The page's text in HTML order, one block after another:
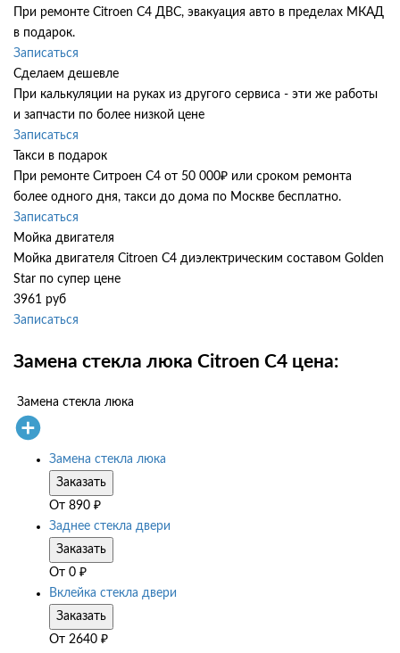
При ремонте Citroen C4 ДВС, эвакуация авто в пределах МКАД
в подарок.
Записаться
Сделаем дешевле
При калькуляции на руках из другого сервиса - эти же работы
и запчасти по более низкой цене
Записаться
Такси в подарок
При ремонте Ситроен С4 от 50 000₽ или сроком ремонта
более одного дня, такси до дома по Москве бесплатно.
Записаться
Мойка двигателя
Мойка двигателя Citroen C4 диэлектрическим составом Golden
Star по супер цене
3961 руб
Записаться
Замена стекла люка Citroen C4 цена:
Замена стекла люка
Замена стекла люка
Заказать
От 890 ₽
Заднее стекла двери
Заказать
От 0 ₽
Вклейка стекла двери
Заказать
От 2640 ₽